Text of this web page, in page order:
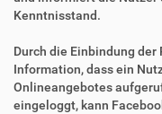
Kenntnisstand.
Durch die Einbindung
Information, dass ein
Onlineangebotes
eingeloggt, kann